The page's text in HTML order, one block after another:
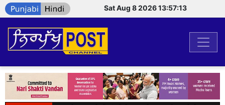
Sat Aug 8 2026 13:57:13